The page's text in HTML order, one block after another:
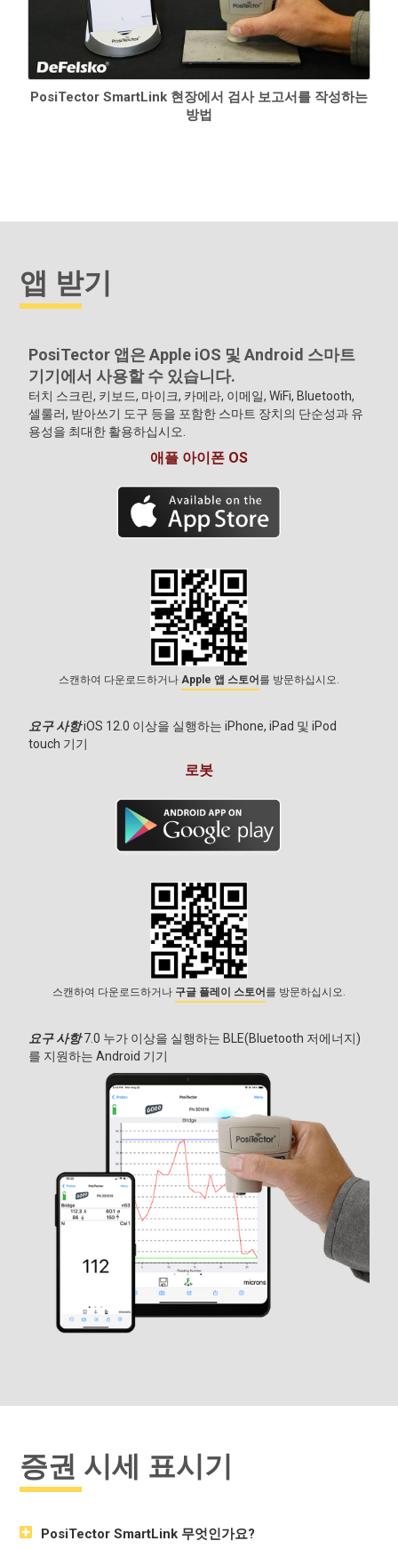
PosiTector SmartLink 현장에서 검사 보고서를 작성하는
방법
앱 받기
PosiTector 앱은 Apple iOS 및 Android 스마트
기기에서 사용할 수 있습니다.
터치 스크린, 키보드, 마이크, 카메라, 이메일, WiFi, Bluetooth,
셀룰러, 받아쓰기 도구 등을 포함한 스마트 장치의 단순성과 유
용성을 최대한 활용하십시오.
애플 아이폰 OS
스캔하여 다운로드하거나 Apple 앱 스토어 를 방문하십시오.
요구 사항iOS 12.0 이상을 실행하는 iPhone, iPad 및 iPod
touch 기기
로봇
스캔하여 다운로드하거나 구글 플레이 스토어 를 방문하십시오.
요구 사항7.0 누가 이상을 실행하는 BLE(Bluetooth 저에너지)
를 지원하는 Android 기기
증권 시세 표시기
PosiTector SmartLink 무엇인가요?